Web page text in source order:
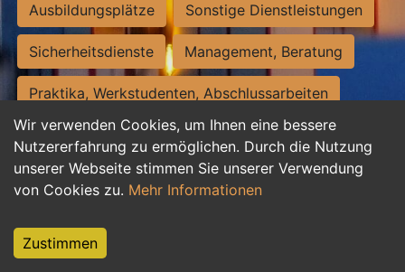
Wir verwenden Cookies, um Ihnen eine bessere
Nutzererfahrung zu ermöglichen. Durch die Nutzung
unserer Webseite stimmen Sie unserer Verwendung
von Cookies zu. Mehr Informationen
Zustimmen
Ausbildungsplätze Sonstige Dienstleistungen
Sicherheitsdienste Management, Beratung
Praktika, Werkstudenten, Abschlussarbeiten
Personalwesen Assistenz, Sekretariat
Hilfskräfte, Aushilfs- und Nebenjobs
Weiterbildung, Studium, duale Ausbildung